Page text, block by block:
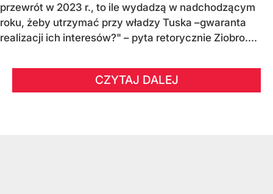
przewrót w 2023 r., to ile wydadzą w nadchodzącym
roku, żeby utrzymać przy władzy Tuska –gwaranta
realizacji ich interesów?" – pyta retorycznie Ziobro....
CZYTAJ DALEJ